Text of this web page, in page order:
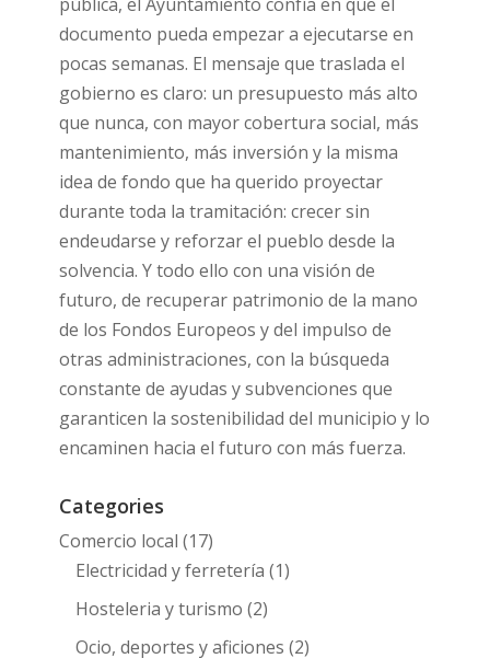
documento pueda empezar a ejecutarse en
pocas semanas. El mensaje que traslada el
gobierno es claro: un presupuesto más alto
que nunca, con mayor cobertura social, más
mantenimiento, más inversión y la misma
idea de fondo que ha querido proyectar
durante toda la tramitación: crecer sin
endeudarse y reforzar el pueblo desde la
solvencia. Y todo ello con una visión de
futuro, de recuperar patrimonio de la mano
de los Fondos Europeos y del impulso de
otras administraciones, con la búsqueda
constante de ayudas y subvenciones que
garanticen la sostenibilidad del municipio y lo
encaminen hacia el futuro con más fuerza.
Categories
Comercio local (17)
Electricidad y ferretería (1)
Hosteleria y turismo (2)
Ocio, deportes y aficiones (2)